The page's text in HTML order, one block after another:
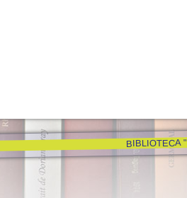
BIBLIOTECA